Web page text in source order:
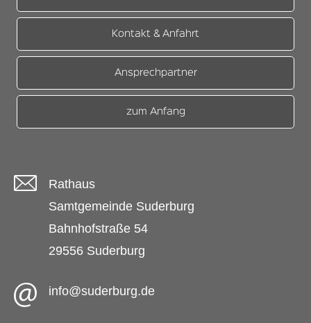
Kontakt & Anfahrt
Ansprechpartner
zum Anfang
Rathaus
Samtgemeinde Suderburg
Bahnhofstraße 54
29556 Suderburg
info@suderburg.de